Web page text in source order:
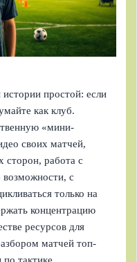
простой: если
как клуб.
«мини-
своих матчей,
сторон, работа с
возможности, с
только на
концентрацию
ресурсов для
матчей топ-